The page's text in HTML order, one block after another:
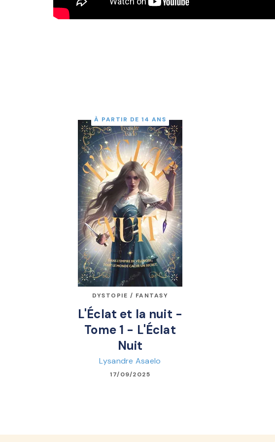
À PARTIR DE 14 ANS
DYSTOPIE / FANTASY
L'Éclat et la nuit -
Tome 1 - L'Éclat
Nuit
Lysandre Asaelo
17/09/2025